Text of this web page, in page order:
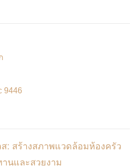
9446
: สร้างสภาพแวดล้อมห้องครัว
นและสวยงาม